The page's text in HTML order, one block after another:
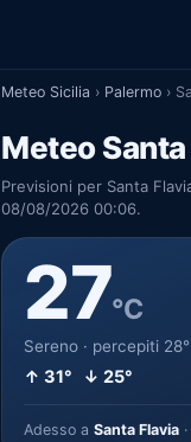
Meteo Sicilia › Palermo ›
Meteo Santa
Previsioni per Santa
08/08/2026 00:06.
27°C
Sereno · percepiti 28°
↑ 31° ↓ 25°
Adesso a Santa Flavia